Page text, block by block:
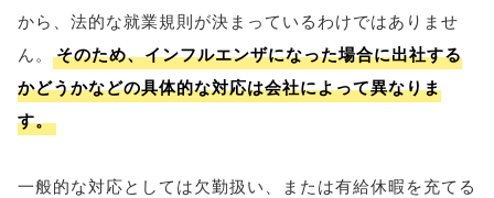
から、法的な就業規則が決まっているわけではありませ
ん。
そのため、インフルエンザになった場合に出社する
かどうかなどの具体的な対応は会社によって異なりま
す。
一般的な対応としては欠勤扱い、または有給休暇を充てる